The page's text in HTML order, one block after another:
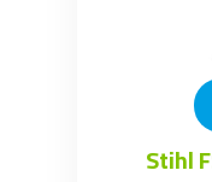
Stihl